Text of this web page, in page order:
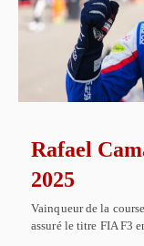
Rafael
2025
Vainqueur de la
assuré le titre FIA F3